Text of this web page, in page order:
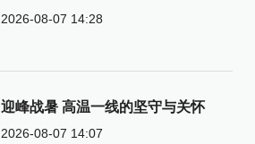
2026-08-07 14:28
迎峰战暑 高温一线的坚守与关怀
2026-08-07 14:07